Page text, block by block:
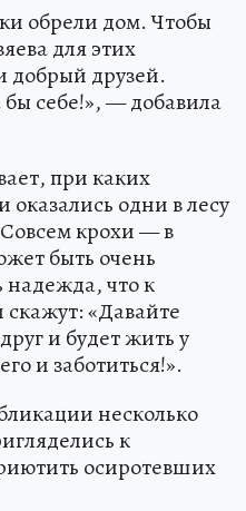
обрели дом. Чтобы
для этих
друзей.
себе!», — добавила
при каких
оказались одни в лесу
крохи — в
быть очень
надежда, что к
«Давайте
и будет жить у
и заботиться!».
несколько
к
осиротевших